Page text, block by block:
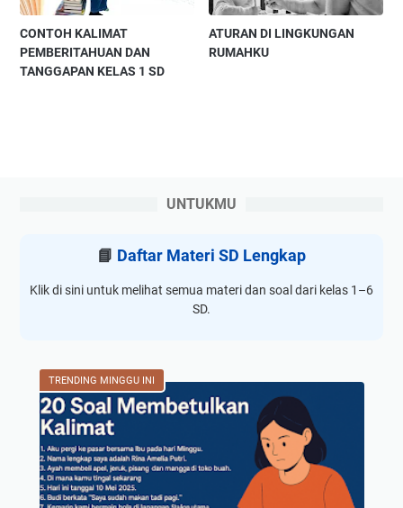
CONTOH KALIMAT
PEMBERITAHUAN DAN
TANGGAPAN KELAS 1 SD
ATURAN DI LINGKUNGAN
RUMAHKU
UNTUKMU
📘 Daftar Materi SD Lengkap
Klik di sini untuk melihat semua materi dan soal dari kelas 1–6
SD.
TRENDING MINGGU INI